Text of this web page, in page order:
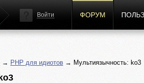
Войти ФОРУМ
→ PHP для идиотов → Мультиязычность: ko3